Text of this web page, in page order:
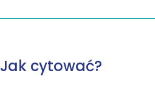
Jak cytować?